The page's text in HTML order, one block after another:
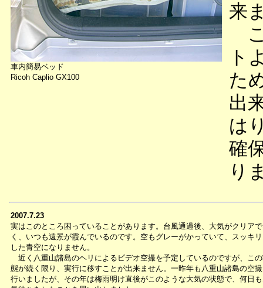
車内簡易ベッド
Ricoh Caplio GX100
来
ト
た
出
は
確
り
2007.7.23
実はこのところ困っていることがあります。台風通過後、大気がクリア
く、いつも遠景が霞んでいるのです。空もグレーがかっていて、スッキ
した青空になりません。
近く八重山諸島のヘリによるビデオ空撮を予定しているのですが、こ
態が続く限り、実行に移すことが出来ません。一昨年も八重山諸島の空
行いましたが、その年は梅雨明け直後がこのような大気の状態で、何日